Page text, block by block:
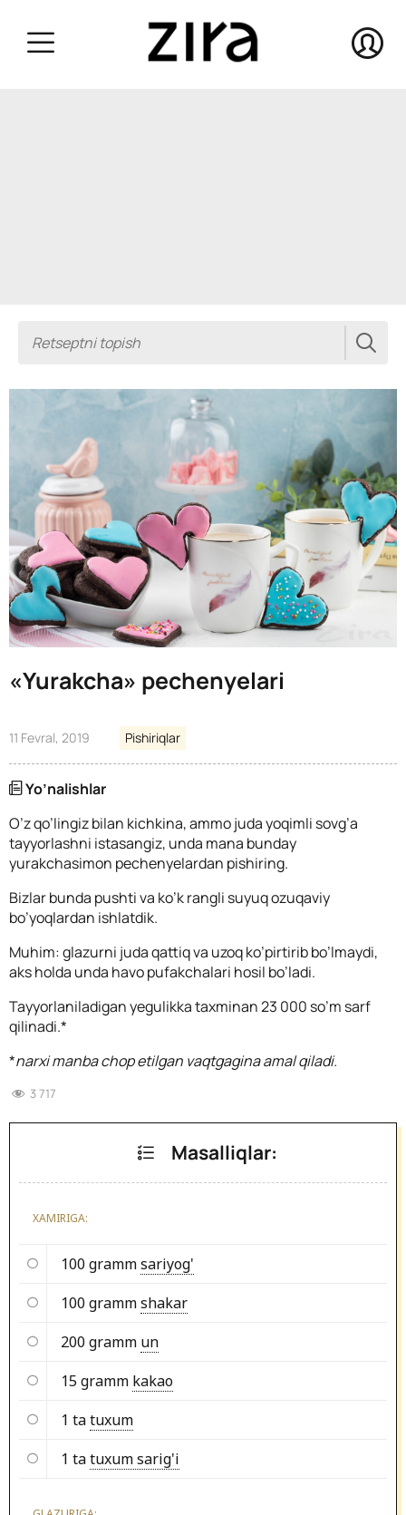
«Yurakcha» pechenyelari
11 Fevral, 2019 Pishiriqlar
Yo’nalishlar
O’z qo’lingiz bilan kichkina, ammo juda yoqimli sovg’a
tayyorlashni istasangiz, unda mana bunday
yurakchasimon pechenyelardan pishiring.
Bizlar bunda pushti va ko’k rangli suyuq ozuqaviy
bo’yoqlardan ishlatdik.
Muhim: glazurni juda qattiq va uzoq ko’pirtirib bo’lmaydi,
aks holda unda havo pufakchalari hosil bo’ladi.
Tayyorlaniladigan yegulikka taxminan 23 000 so’m sarf
qilinadi.*
*narxi manba chop etilgan vaqtgagina amal qiladi.
3 717
Masalliqlar:
XAMIRIGA:
100 grammsariyog'
100 grammshakar
200 gramm un
15 gramm kakao
1 tatuxum
1 tatuxum sarig'i